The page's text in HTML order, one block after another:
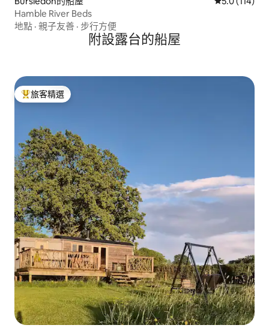
Hamble River Beds
地點 · 親子友善 · 步行方便
附設露台的船屋
旅客精選榜首
旅客精選